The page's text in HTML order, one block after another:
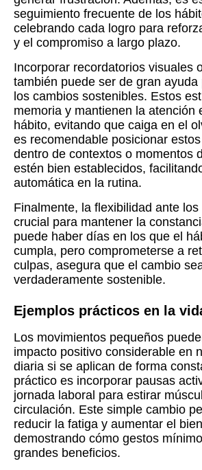
seguimiento frecuente de los
celebrando cada logro para
y el compromiso a largo plazo.
Incorporar recordatorios visuales
también puede ser de gran ayuda
los cambios sostenibles. Estos
memoria y mantienen la atención
hábito, evitando que caiga en el
es recomendable posicionar
dentro de contextos o momentos
estén bien establecidos,
automática en la rutina.
Finalmente, la flexibilidad ante
crucial para mantener la
puede haber días en los que el
cumpla, pero comprometerse a
culpas, asegura que el cambio
verdaderamente sostenible.
Ejemplos prácticos en la
Los movimientos pequeños
impacto positivo considerable en
diaria si se aplican de forma
práctico es incorporar pausas
jornada laboral para estirar
circulación. Este simple cambio
reducir la fatiga y aumentar el
demostrando cómo gestos
grandes beneficios.